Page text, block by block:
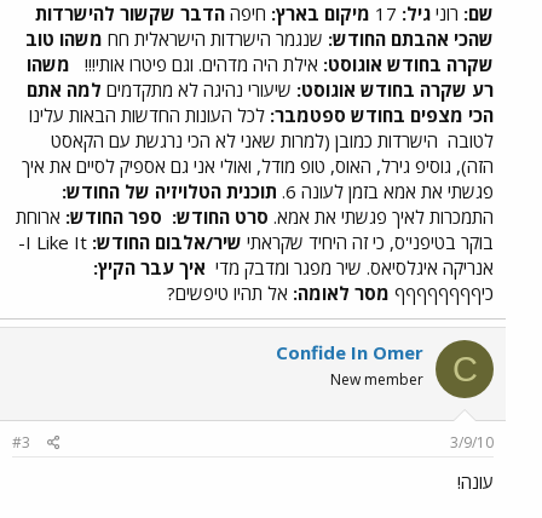
שם: רוני גיל: מיקום בארץ: חיפה הדבר שקשור להישרדות
שהכי אהבתם החודש: שנגמר הישרדות הישראלית חח משהו טוב
שקרה בחודש אוגוסט: אילת היה מדהים. וגם פיטרו אותי!!!
משהו
רע שקרה בחודש אוגוסט: שיעורי נהיגה לא מתקדמים למה אתם
הכי מצפים בחודש ספטמבר: לכל העונות החדשות הבאות עלינו
לטובה הישרדות כמובן (למרות שאני לא הכי נרגשת עם הקאסט
הזה), גוסיפ גירל, האוס, טופ מודל, ואולי אני גם אספיק לסיים את איך
פגשתי את אמא בזמן לעונה 6.
תוכנית הטלויזיה של החודש:
התמכרות לאיך פגשתי את אמא. סרט החודש: ספר החודש: ארוחת
בוקר בטיפני'ס, כי זה היחיד שקראתי שיר/אלבום החודש:
I Like It-
אנריקה איגלסיאס. שיר מפגר ומדבק מדי איך עבר הקיץ:
כיףףףףףףףף מסר לאומה: אל תהיו טיפשים?
C
Confide In Omer
New member
3/9/10
#3
עונה!